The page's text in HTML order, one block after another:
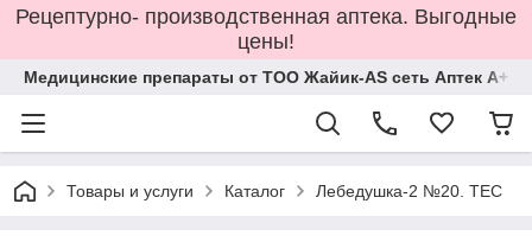
Рецептурно- производственная аптека. Выгодные
цены!
Медицинские препараты от ТОО Жайик-AS сеть Аптек А+
Товары и услуги Каталог Лебедушка-2 №20. ТЕС